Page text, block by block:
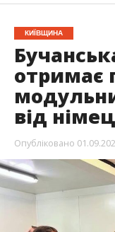
КИЇВЩИНА
отримає
від
Опубліковано